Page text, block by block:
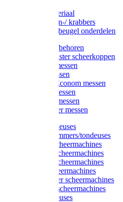
Injectiemateriaal
Hoefmessen-/ krabbers
Hoefbekapbeugel onderdelen
Messen toebehoren
Moser & Oster scheerkoppen
Hauptner messen
Liscop messen
Aesculap/Econom messen
Heiniger messen
Constanta messen
FarmClipper messen
Moser tondeuses
Overige trimmers/tondeuses
Heiniger scheermachines
Hauptner scheermachines
Aesculap scheermachines
Liscop scheermachines
FarmClipper scheermachines
Constanta scheermachines
Wahl tondeuses